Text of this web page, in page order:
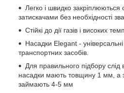
Легко і швидко закріплюються
затискачами без необхідності
Стійкі до дії газів і високих
Насадки Elegant - універсальні
транспортних засобів.
Для правильного підбору слід
насадки мають товщину 1 мм, а
займають 4-5 мм